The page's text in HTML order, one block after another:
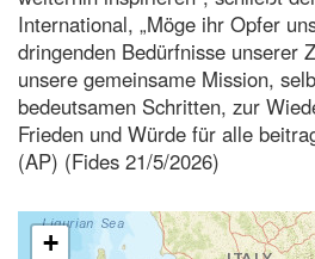
International, „Möge ihr Opfer
dringenden Bedürfnisse unserer
unsere gemeinsame Mission,
bedeutsamen Schritten, zur
Frieden und Würde für alle
(AP) (Fides 21/5/2026)
+